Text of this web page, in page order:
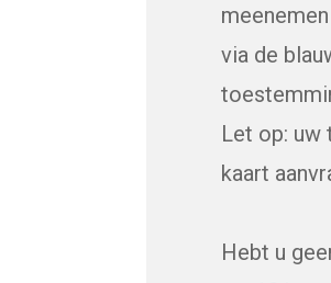
via de
Let op: uw
kaart
Hebt u